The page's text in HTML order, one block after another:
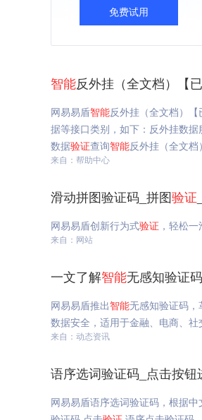
免费试用
智能反外挂（全文档）【已
网易易盾智能反外挂（全文档）
据等接口类别，如下：反外挂数
数据验证查询智能反外挂（全文
来自：帮助中心
滑动拼图验证码_拼图验证
网易易盾创新行为式验证 ，轻松
来自：网站
一文了解智能无感知验证
网易易盾推出智能无感知验证码
数据安全，适用于金融、电商、
来自：动态资讯
语序选词验证码_点击按钮
网易易盾语序选词验证码，根据